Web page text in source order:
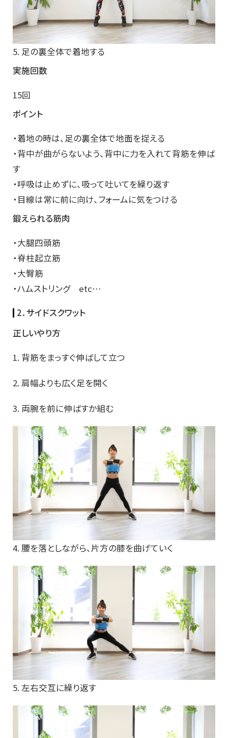
5. 足の裏全体で着地する
実施回数
15回
ポイント
・着地の時は、足の裏全体で地面を捉える
・背中が曲がらないよう、背中に力を入れて背筋を伸ば
す
・呼吸は止めずに、吸って吐いてを繰り返す
・目線は常に前に向け、フォームに気をつける
鍛えられる筋肉
・大腿四頭筋
・脊柱起立筋
・大臀筋
・ハムストリング etc…
2．サイドスクワット
正しいやり方
1. 背筋をまっすぐ伸ばして立つ
2. 肩幅よりも広く足を開く
3. 両腕を前に伸ばすか組む
4. 腰を落としながら、片方の膝を曲げていく
5. 左右交互に繰り返す